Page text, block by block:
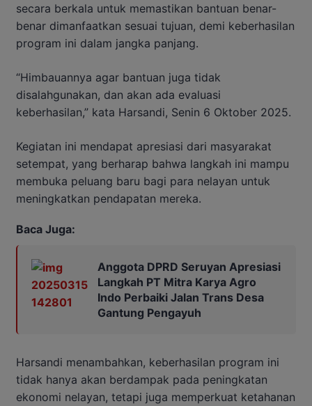
secara berkala untuk memastikan bantuan benar-
benar dimanfaatkan sesuai tujuan, demi keberhasilan
program ini dalam jangka panjang.
“Himbauannya agar bantuan juga tidak
disalahgunakan, dan akan ada evaluasi
keberhasilan,” kata Harsandi, Senin 6 Oktober 2025.
Kegiatan ini mendapat apresiasi dari masyarakat
setempat, yang berharap bahwa langkah ini mampu
membuka peluang baru bagi para nelayan untuk
meningkatkan pendapatan mereka.
Baca Juga:
Anggota DPRD Seruyan Apresiasi
Langkah PT Mitra Karya Agro
Indo Perbaiki Jalan Trans Desa
Gantung Pengayuh
Harsandi menambahkan, keberhasilan program ini
tidak hanya akan berdampak pada peningkatan
ekonomi nelayan, tetapi juga memperkuat ketahanan